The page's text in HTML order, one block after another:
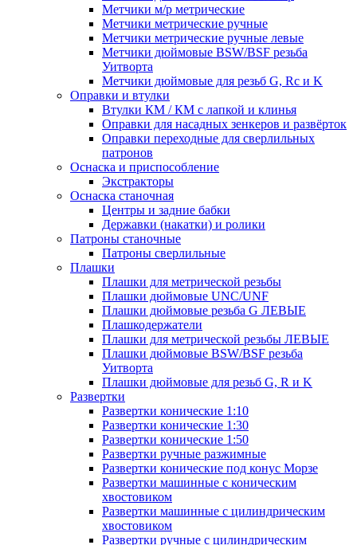
Метчики м/р метрические
Метчики метрические ручные
Метчики метрические ручные левые
Метчики дюймовые BSW/BSF резьба
Уитворта
Метчики дюймовые для резьб G, Rc и K
Оправки и втулки
Втулки КМ / КМ с лапкой и клинья
Оправки для насадных зенкеров и развёрток
Оправки переходные для сверлильных
патронов
Оснаска и приспособление
Экстракторы
Оснаска станочная
Центры и задние бабки
Державки (накатки) и ролики
Патроны станочные
Патроны сверлильные
Плашки
Плашки для метрической резьбы
Плашки дюймовые UNC/UNF
Плашки дюймовые резьба G ЛЕВЫЕ
Плашкодержатели
Плашки для метрической резьбы ЛЕВЫЕ
Плашки дюймовые BSW/BSF резьба
Уитворта
Плашки дюймовые для резьб G, R и K
Развертки
Развертки конические 1:10
Развертки конические 1:30
Развертки конические 1:50
Развертки ручные разжимные
Развертки конические под конус Морзе
Развертки машинные с коническим
хвостовиком
Развертки машинные с цилиндрическим
хвостовиком
Развертки ручные с цилиндрическим